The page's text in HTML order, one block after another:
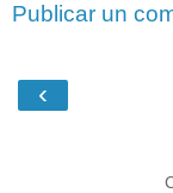
Publicar un
‹